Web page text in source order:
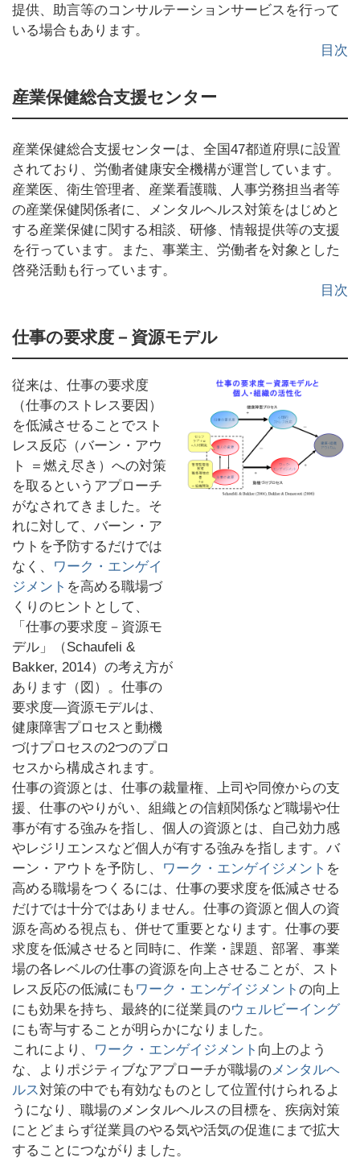
提供、助言等のコンサルテーションサービスを行って
いる場合もあります。
目次
産業保健総合支援センター
産業保健総合支援センターは、全国47都道府県に設置
されており、労働者健康安全機構が運営しています。
産業医、衛生管理者、産業看護職、人事労務担当者等
の産業保健関係者に、メンタルヘルス対策をはじめと
する産業保健に関する相談、研修、情報提供等の支援
を行っています。また、事業主、労働者を対象とした
啓発活動も行っています。
目次
仕事の要求度－資源モデル
従来は、仕事の要求度
（仕事のストレス要因）
を低減させることでスト
レス反応（バーン・アウ
ト ＝燃え尽き）への対策
を取るというアプローチ
がなされてきました。そ
れに対して、バーン・ア
ウトを予防するだけでは
なく、
ワーク・エンゲイ
ジメント を高める職場づ
くりのヒントとして、
「仕事の要求度－資源モ
デル」（Schaufeli &
Bakker, 2014）の考え方が
あります（図）。仕事の
要求度―資源モデルは、
健康障害プロセスと動機
づけプロセスの2つのプロ
セスから構成されます。
仕事の資源とは、仕事の裁量権、上司や同僚からの支
援、仕事のやりがい、組織との信頼関係など職場や仕
事が有する強みを指し、個人の資源とは、自己効力感
やレジリエンスなど個人が有する強みを指します。バ
ーン・アウトを予防し、
ワーク・エンゲイジメント を
高める職場をつくるには、仕事の要求度を低減させる
だけでは十分ではありません。仕事の資源と個人の資
源を高める視点も、併せて重要となります。仕事の要
求度を低減させると同時に、作業・課題、部署、事業
場の各レベルの仕事の資源を向上させることが、スト
レス反応の低減にも ワーク・エンゲイジメント の向上
にも効果を持ち、最終的に従業員のウェルビーイング
にも寄与することが明らかになりました。
これにより、
ワーク・エンゲイジメント 向上のよう
な、よりポジティブなアプローチが職場のメンタルヘ
ルス対策の中でも有効なものとして位置付けられるよ
うになり、職場のメンタルヘルスの目標を、疾病対策
にとどまらず従業員のやる気や活気の促進にまで拡大
することにつながりました。